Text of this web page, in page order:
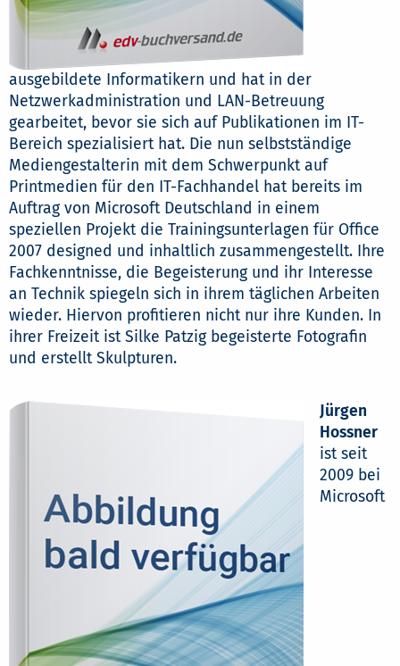
ausgebildete Informatikern und hat in der
Netzwerkadministration und LAN-Betreuung
gearbeitet, bevor sie sich auf Publikationen im IT-
Bereich spezialisiert hat. Die nun selbstständige
Mediengestalterin mit dem Schwerpunkt auf
Printmedien für den IT-Fachhandel hat bereits im
Auftrag von Microsoft Deutschland in einem
speziellen Projekt die Trainingsunterlagen für Office
2007 designed und inhaltlich zusammengestellt. Ihre
Fachkenntnisse, die Begeisterung und ihr Interesse
an Technik spiegeln sich in ihrem täglichen Arbeiten
wieder. Hiervon profitieren nicht nur ihre Kunden. In
ihrer Freizeit ist Silke Patzig begeisterte Fotografin
und erstellt Skulpturen.
Jürgen
Hossner
ist seit
2009 bei
Microsoft